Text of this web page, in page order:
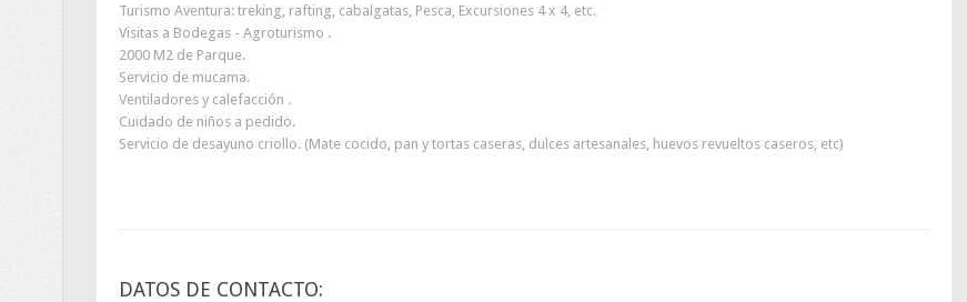
Turismo Aventura: treking, rafting, cabalgatas, Pesca, Excursiones 4 x 4, etc.
Visitas a Bodegas - Agroturismo .
2000 M2 de Parque.
Servicio de mucama.
Ventiladores y calefacción .
Cuidado de niños a pedido.
Servicio de desayuno criollo. (Mate cocido, pan y tortas caseras, dulces artesanales, huevos revueltos caseros, etc)
DATOS DE CONTACTO: